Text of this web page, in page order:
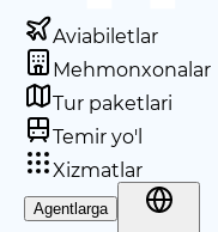
Aviabiletlar
Mehmonxonalar
Tur paketlari
Temir yo'l
Xizmatlar
Agentlarga